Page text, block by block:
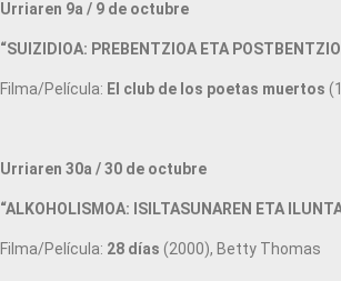
Urriaren 9a / 9 de octubre
“SUIZIDIOA: PREBENTZIOA ETA
Filma/Película: El club de los poetas muertos
Urriaren 30a / 30 de octubre
“ALKOHOLISMOA: ISILTASUNAREN ETA
Filma/Película: 28 días (2000), Betty Thomas